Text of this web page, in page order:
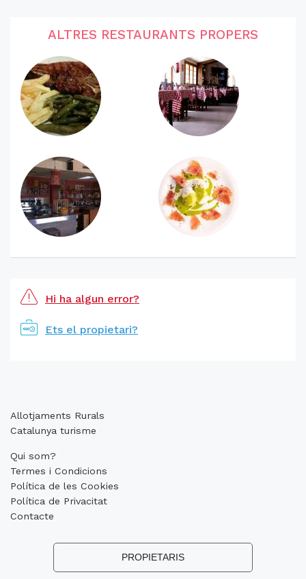
ALTRES RESTAURANTS PROPERS
Hi ha algun error?
Ets el propietari?
Allotjaments Rurals
Catalunya turisme
Qui som?
Termes i Condicions
Política de les Cookies
Política de Privacitat
Contacte
PROPIETARIS